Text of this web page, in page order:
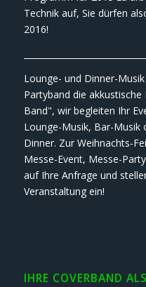
Technik auf, Sie dürfen
2016!
Lounge- und Dinner-
Partyband die
Band", wir begleiten Ihr
Lounge-Musik, Bar-Musik
Dinner. Zur Weihnachts-
Messe-Event, Messe-
auf Ihre Anfrage und
Veranstaltung ein!
IHRE COVERBAND ALS